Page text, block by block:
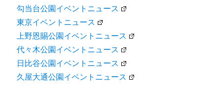
勾当台公園イベントニュース
東京イベントニュース
上野恩賜公園イベントニュース
代々木公園イベントニュース
日比谷公園イベントニュース
久屋大通公園イベントニュース